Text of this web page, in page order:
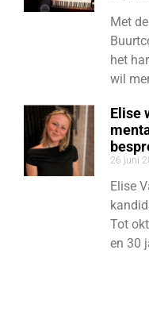
Met
het
wil
Elise
26 juni
Elise
Tot
en 30